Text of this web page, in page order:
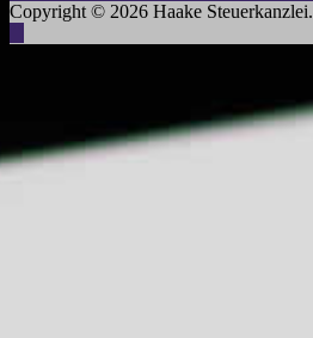
Copyright © 2026 Haake Steuerkanzlei.